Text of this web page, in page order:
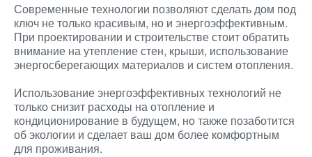
Современные технологии позволяют сделать дом под
ключ не только красивым, но и энергоэффективным.
При проектировании и строительстве стоит обратить
внимание на утепление стен, крыши, использование
энергосберегающих материалов и систем отопления.
Использование энергоэффективных технологий не
только снизит расходы на отопление и
кондиционирование в будущем, но также позаботится
об экологии и сделает ваш дом более комфортным
для проживания.